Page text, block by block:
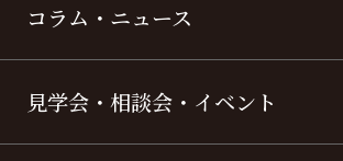
コラム・ニュース
見学会・相談会・イベント